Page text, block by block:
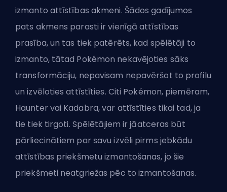
izmanto attīstības akmeni. Šādos gadījumos
pats akmens parasti ir vienīgā attīstības
prasība, un tas tiek patērēts, kad spēlētāji to
izmanto, tātad Pokémon nekavējoties sāks
transformāciju, nepavisam nepavēršot to profilu
un izvēloties attīstīties. Citi Pokémon, piemēram,
Haunter vai Kadabra, var attīstīties tikai tad, ja
tie tiek tirgoti. Spēlētājiem ir jāatceras būt
pārliecinātiem par savu izvēli pirms jebkādu
attīstības priekšmetu izmantošanas, jo šie
priekšmeti neatgriežas pēc to izmantošanas.